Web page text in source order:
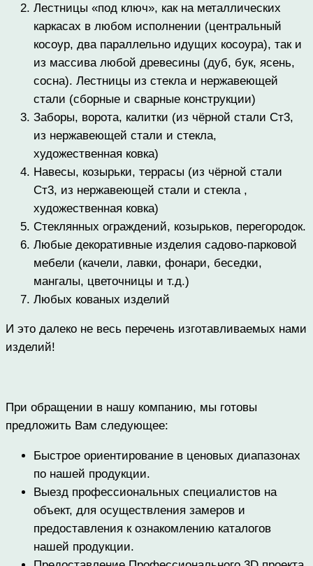
Лестницы «под ключ», как на металлических
каркасах в любом исполнении (центральный
косоур, два параллельно идущих косоура), так и
из массива любой древесины (дуб, бук, ясень,
сосна). Лестницы из стекла и нержавеющей
стали (сборные и сварные конструкции)
Заборы, ворота, калитки (из чёрной стали Ст3,
из нержавеющей стали и стекла,
художественная ковка)
Навесы, козырьки, террасы (из чёрной стали
Ст3, из нержавеющей стали и стекла ,
художественная ковка)
Стеклянных ограждений, козырьков, перегородок.
Любые декоративные изделия садово-парковой
мебели (качели, лавки, фонари, беседки,
мангалы, цветочницы и т.д.)
Любых кованых изделий
И это далеко не весь перечень изготавливаемых нами
изделий!
При обращении в нашу компанию, мы готовы
предложить Вам следующее:
Быстрое ориентирование в ценовых диапазонах
по нашей продукции.
Выезд профессиональных специалистов на
объект, для осуществления замеров и
предоставления к ознакомлению каталогов
нашей продукции.